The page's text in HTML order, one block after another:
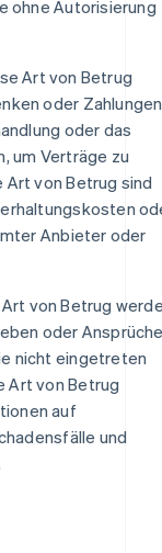
ohne Autorisierung
Art von Betrug
oder Zahlungen
oder das
um Verträge zu
Art von Betrug sind
Anbieter oder
von Betrug
oder
nicht eingetreten
Art von Betrug
auf
und